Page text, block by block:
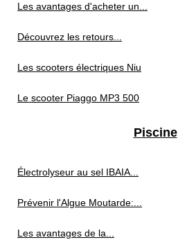
Les avantages d'acheter un...
Découvrez les retours...
Les scooters électriques Niu
Le scooter Piaggo MP3 500
Piscine
Électrolyseur au sel IBAIA...
Prévenir l'Algue Moutarde:...
Les avantages de la...